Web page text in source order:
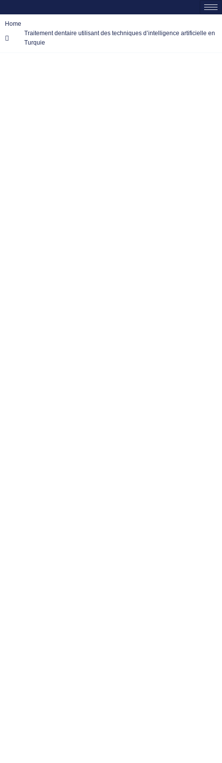
Home
Traitement dentaire utilisant des techniques d’intelligence artificielle en
Turquie